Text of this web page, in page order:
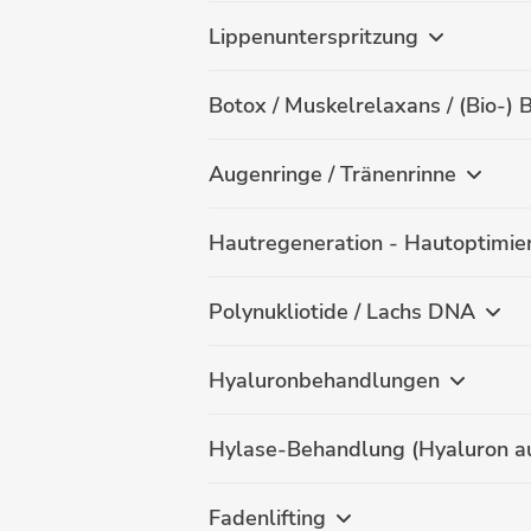
Lippenunterspritzung
Botox / Muskelrelaxans / (Bio-)
Augenringe / Tränenrinne
Hautregeneration -
Polynukliotide / Lachs DNA
Hyaluronbehandlungen
Hylase-Behandlung (Hyaluron
Fadenlifting